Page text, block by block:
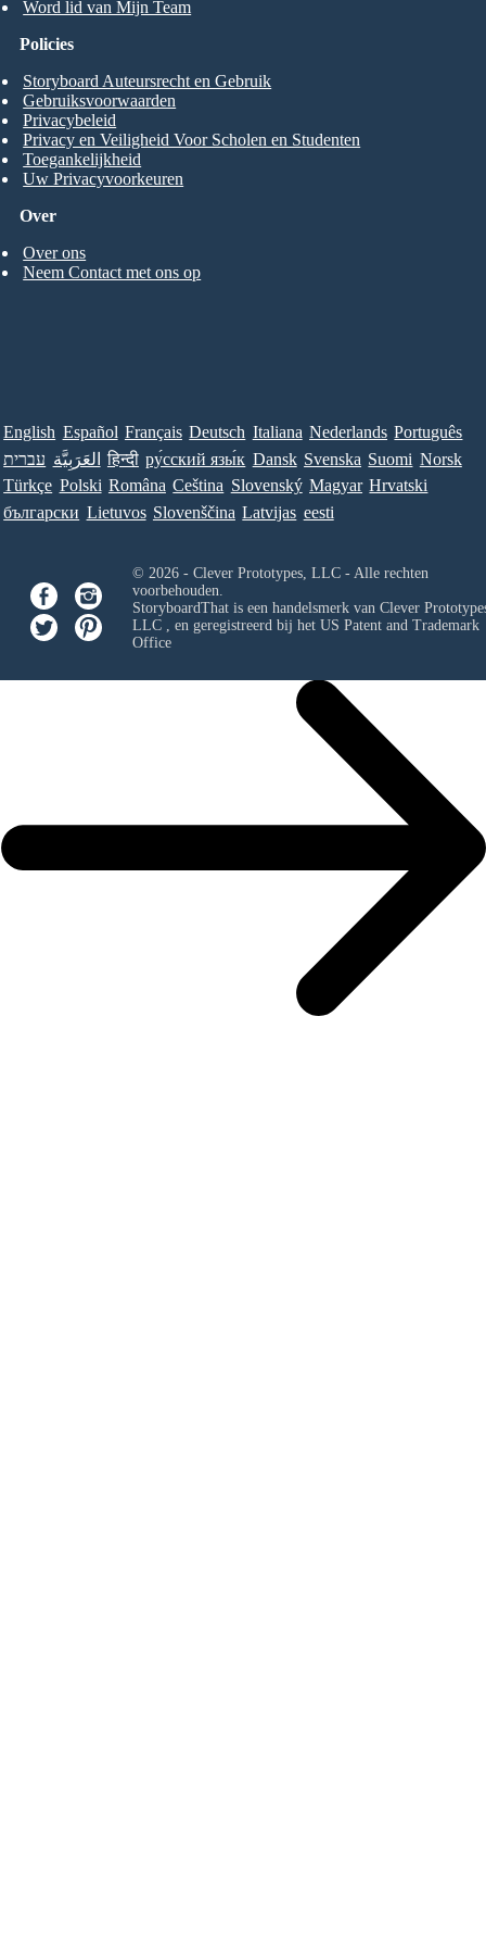
Word lid van Mijn Team
Over
Over ons
Neem Contact met ons op
Policies
Storyboard Auteursrecht en Gebruik
Gebruiksvoorwaarden
Privacybeleid
Privacy en Veiligheid Voor Scholen en Studenten
Toegankelijkheid
Uw Privacyvoorkeuren
English Español Français Deutsch Italiana Nederlands Português
עברית العَرَبِيَّة हिन्दी ру́сский язы́к Dansk Svenska Suomi Norsk
Türkçe Polski Româna Ceština Slovenský Magyar Hrvatski
български Lietuvos Slovenščina Latvijas eesti
© 2026 - Clever Prototypes, LLC - Alle rechten
voorbehouden.
StoryboardThat is een handelsmerk van Clever
LLC, en geregistreerd bij het US Patent and Trademark
Office